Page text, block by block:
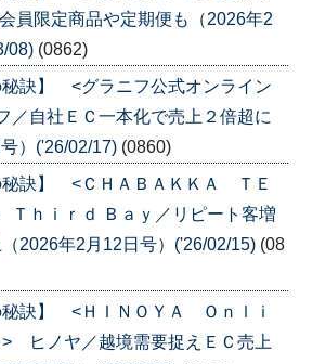
員限定商品や定期便も（2026年2
08) (0862)
秘訣】 <グラニフ公式オンライン
自社ＥＣ一本化で売上２倍超に
）('26/02/17) (0860)
秘訣】 <ＣＨＡＢＡＫＫＡ ＴＥ
ｈｉｒｄ Ｂａｙ／リピート客増
2026年2月12日号）('26/02/15) (08
秘訣】 <ＨＩＮＯＹＡ Ｏｎｌｉ
ヒノヤ／越境需要捉えＥＣ売上